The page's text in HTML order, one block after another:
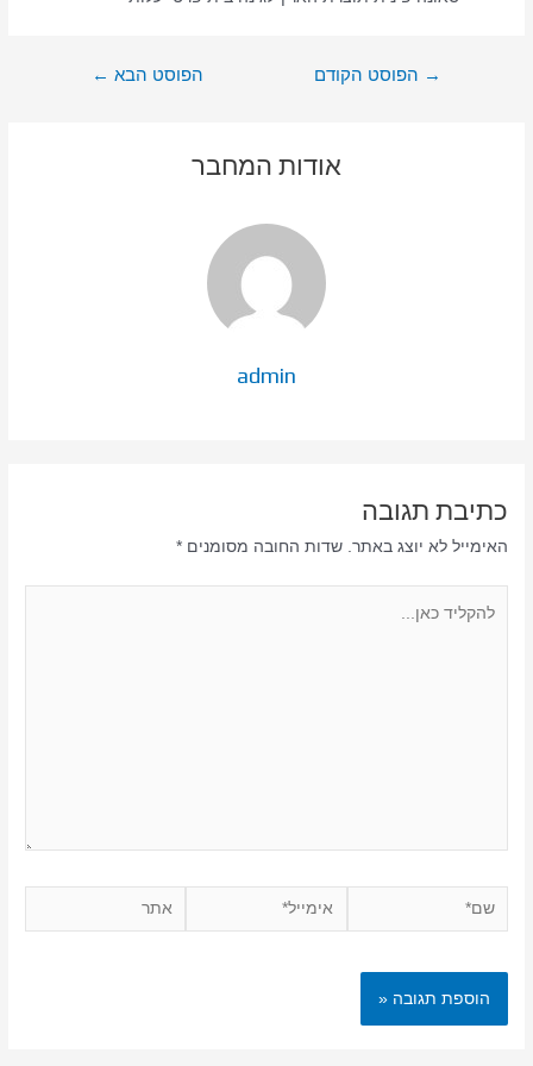
→ הפוסט הקודם הפוסט הבא ←
אודות המחבר
admin
כתיבת תגובה
האימייל לא יוצג באתר. שדות החובה מסומנים*
שם* אימייל* אתר